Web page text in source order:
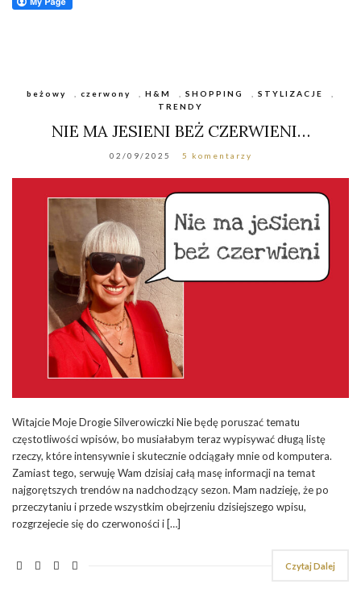
beżowy czerwony H&M SHOPPING STYLIZACJE
TRENDY
NIE MA JESIENI BEŻ CZERWIENI…
02/09/2025 5 komentarzy
Witajcie Moje Drogie Silverowiczki Nie będę poruszać tematu
częstotliwości wpisów, bo musiałabym teraz wypisywać długą listę
rzeczy, które intensywnie i skutecznie odciągały mnie od komputera.
Zamiast tego, serwuję Wam dzisiaj całą masę informacji na temat
najgorętszych trendów na nadchodzący sezon. Mam nadzieję, że po
przeczytaniu i przede wszystkim obejrzeniu dzisiejszego wpisu,
rozgrzejecie się do czerwoności i […]
Czytaj Dalej